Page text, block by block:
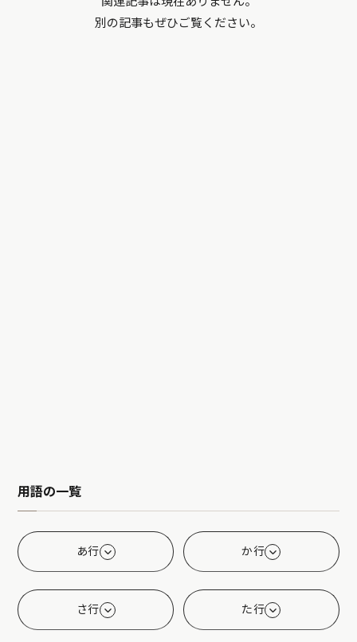
別の記事もぜひご覧ください。
用語の一覧
あ行 か行
さ行 た行